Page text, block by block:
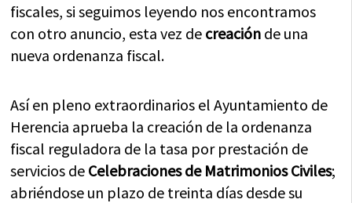
fiscales, si seguimos leyendo nos encontramos
con otro anuncio, esta vez de creación de una
nueva ordenanza fiscal.
Así en pleno extraordinarios el Ayuntamiento de
Herencia aprueba la creación de la ordenanza
fiscal reguladora de la tasa por prestación de
servicios de Celebraciones de Matrimonios Civiles;
abriéndose un plazo de treinta días desde su